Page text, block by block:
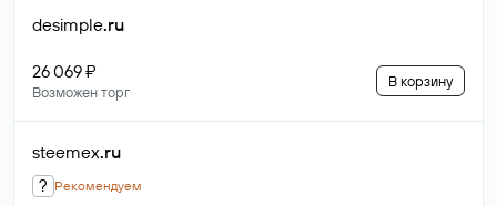
desimple.ru
26 069 ₽
Возможен торг
В корзину
steemex.ru
? Рекомендуем